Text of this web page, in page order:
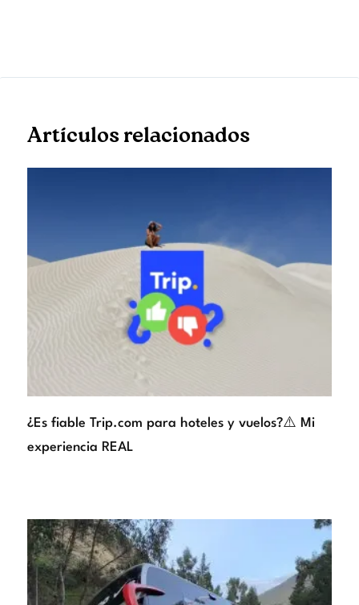
Artículos relacionados
¿Es fiable Trip.com para hoteles y vuelos?⚠️ Mi
experiencia REAL